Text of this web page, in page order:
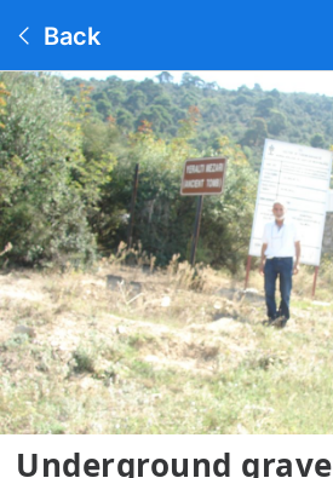
Back
Underground grave